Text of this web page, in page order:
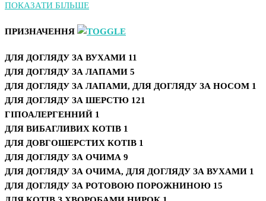
ПОКАЗАТИ БІЛЬШЕ
ПРИЗНАЧЕННЯ
ДЛЯ ДОГЛЯДУ ЗА ВУХАМИ 11
ДЛЯ ДОГЛЯДУ ЗА ЛАПАМИ 5
ДЛЯ ДОГЛЯДУ ЗА ЛАПАМИ, ДЛЯ ДОГЛЯДУ ЗА НОСОМ 1
ДЛЯ ДОГЛЯДУ ЗА ШЕРСТЮ 121
ГІПОАЛЕРГЕННИЙ 1
ДЛЯ ВИБАГЛИВИХ КОТІВ 1
ДЛЯ ДОВГОШЕРСТИХ КОТІВ 1
ДЛЯ ДОГЛЯДУ ЗА ОЧИМА 9
ДЛЯ ДОГЛЯДУ ЗА ОЧИМА, ДЛЯ ДОГЛЯДУ ЗА ВУХАМИ 1
ДЛЯ ДОГЛЯДУ ЗА РОТОВОЮ ПОРОЖНИНОЮ 15